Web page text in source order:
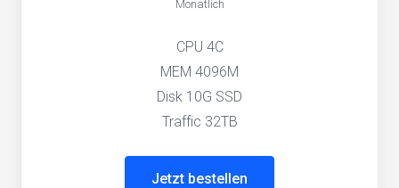
Monatlich
CPU 4C
MEM 4096M
Disk 10G SSD
Traffic 32TB
Jetzt bestellen